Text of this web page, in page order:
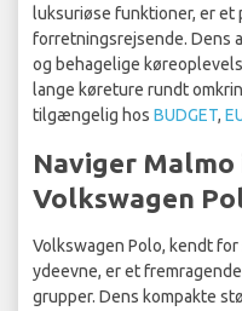
luksuriøse funktioner, er
forretningsrejsende. Dens
og behagelige
lange køreture rundt
tilgængelig hos BUDGET,
Naviger
Volkswagen
Volkswagen Polo, kendt
ydeevne, er et
grupper. Dens kompakte